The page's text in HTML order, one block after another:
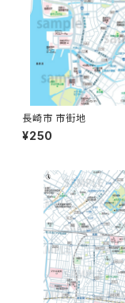
長崎市 市街地
¥250